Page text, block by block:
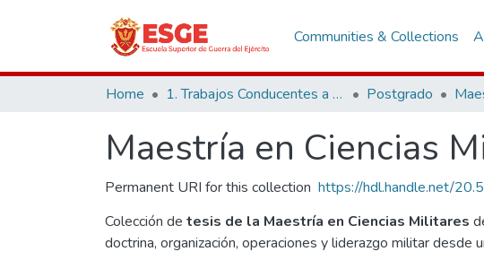
Communities & Collections
Home 1. Trabajos Conducentes a Grados y Títulos Postgrado
Maestría en Ciencias
Permanent URI for this collection https://hdl.handle.net/
Colección de tesis de la Maestría en Ciencias Militares
doctrina, organización, operaciones y liderazgo militar desde